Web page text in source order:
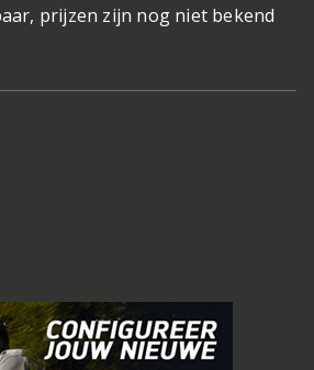
prijzen zijn nog niet bekend